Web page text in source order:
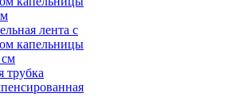
лента с
капельницы
трубка